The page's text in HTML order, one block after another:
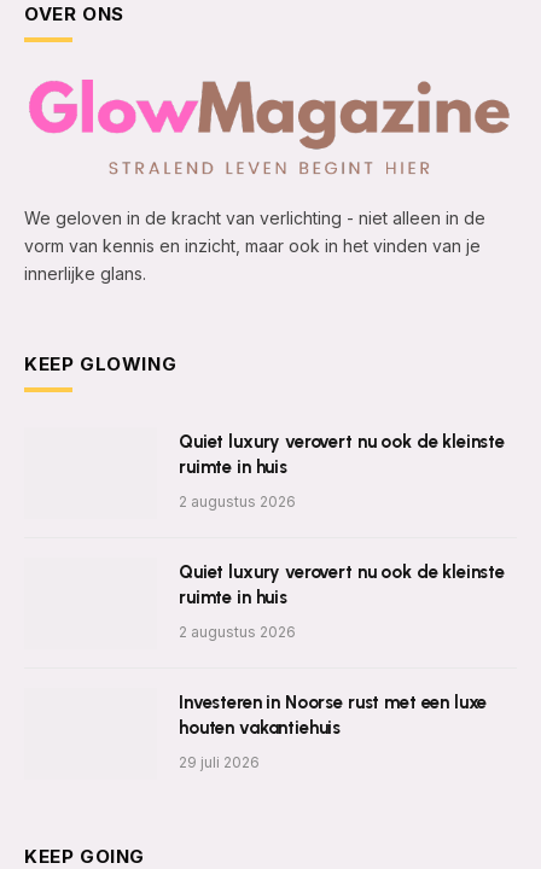
OVER ONS
We geloven in de kracht van verlichting - niet alleen in de
vorm van kennis en inzicht, maar ook in het vinden van je
innerlijke glans.
KEEP GLOWING
Quiet luxury verovert nu ook de kleinste
ruimte in huis
2 augustus 2026
Quiet luxury verovert nu ook de kleinste
ruimte in huis
2 augustus 2026
Investeren in Noorse rust met een luxe
houten vakantiehuis
29 juli 2026
KEEP GOING